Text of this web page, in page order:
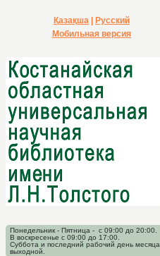
Қазақша
Русский
Мобильная версия
Понедельник - Пятница - с 09:00 до 20:00.
В воскресенье с 09:00 до 17:00.
Суббота и последний рабочий день месяца
выходной.